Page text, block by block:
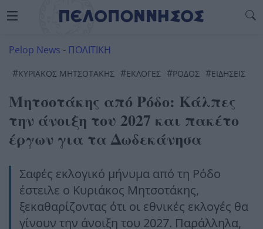
Pelop News - ΠΟΛΙΤΙΚΗ
#ΚΥΡΙΑΚΟΣ ΜΗΤΣΟΤΑΚΗΣ #ΕΚΛΟΓΈΣ #ΡΟΔΟΣ #ΕΙΔΗΣΕΙΣ
Μητσοτάκης από Ρόδο: Κάλπες
την άνοιξη του 2027 και πακέτο
έργων για τα Δωδεκάνησα
Σαφές εκλογικό μήνυμα από τη Ρόδο
έστειλε ο Κυριάκος Μητσοτάκης,
ξεκαθαρίζοντας ότι οι εθνικές εκλογές θα
γίνουν την άνοιξη του 2027. Παράλληλα,